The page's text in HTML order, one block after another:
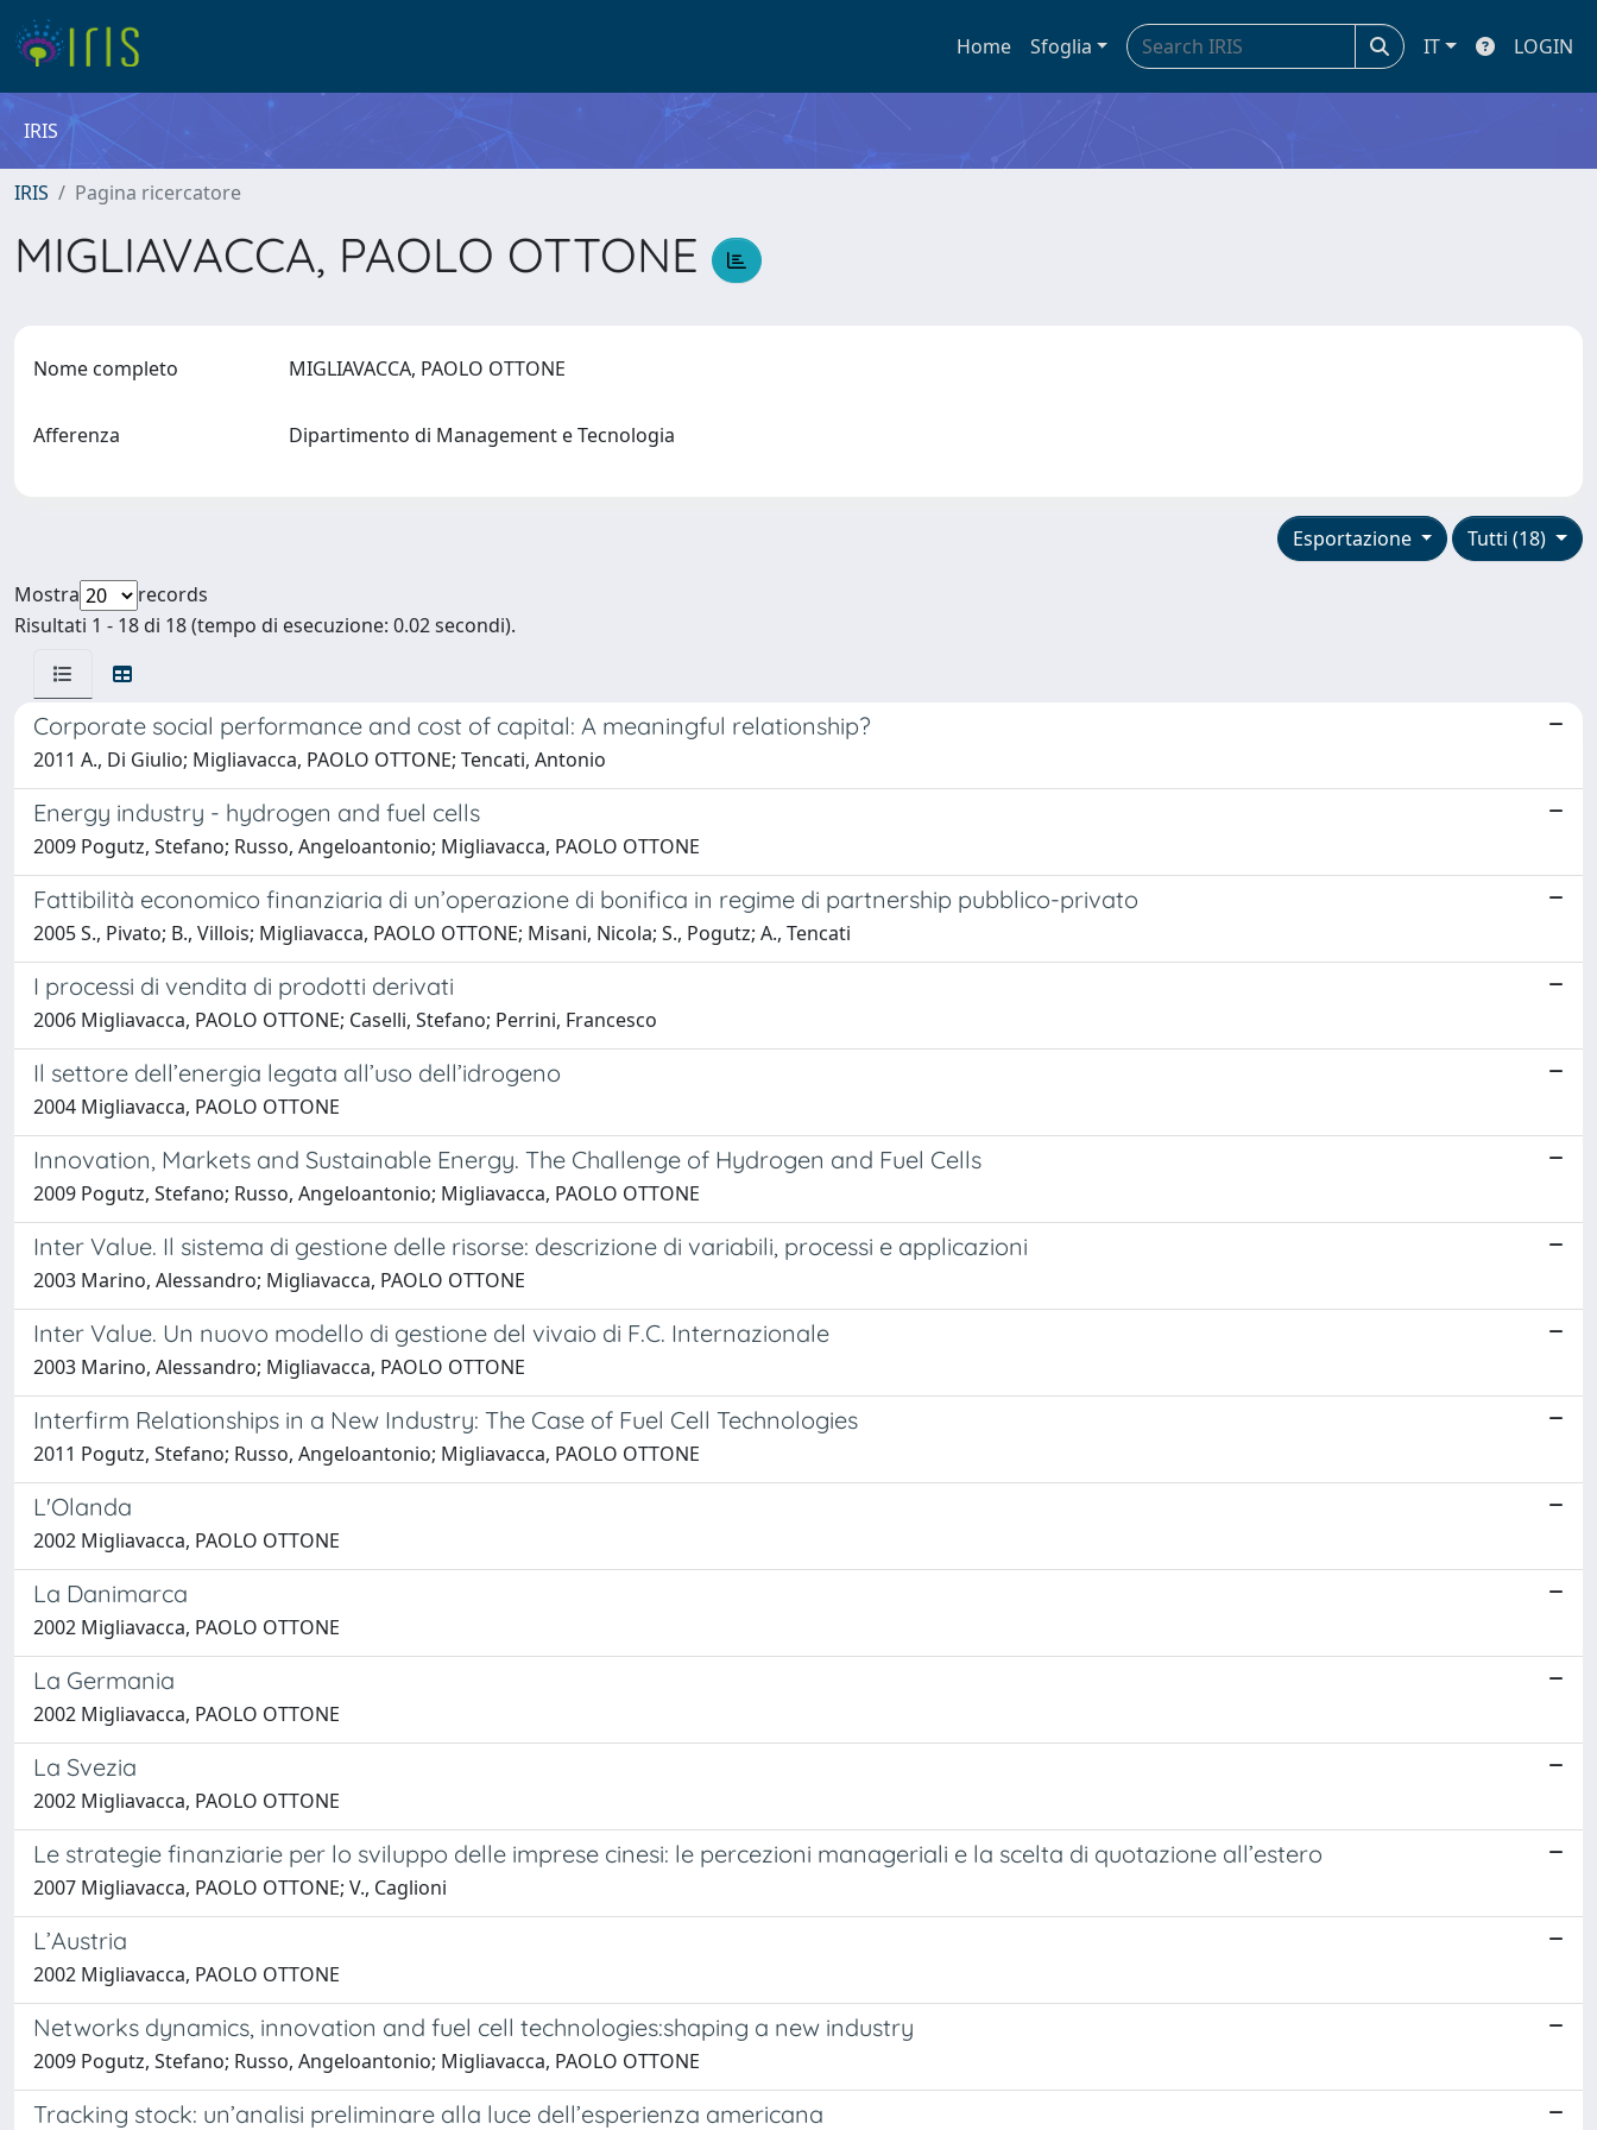
Home Sfoglia IT LOGIN
IRIS
IRIS Pagina ricercatore
MIGLIAVACCA, PAOLO OTTONE
Nome completo MIGLIAVACCA, PAOLO OTTONE
Afferenza Dipartimento di Management e Tecnologia
Tutti (18)
Esportazione
Mostra
records
Risultati 1 - 18 di 18 (tempo di esecuzione: 0.02 secondi).
Corporate social performance and cost of capital: A meaningful relationship?
2011 A., Di Giulio; Migliavacca, PAOLO OTTONE; Tencati, Antonio
Energy industry - hydrogen and fuel cells
2009 Pogutz, Stefano; Russo, Angeloantonio; Migliavacca, PAOLO OTTONE
Fattibilità economico finanziaria di un’operazione di bonifica in regime di partnership pubblico-privato
2005 S., Pivato; B., Villois; Migliavacca, PAOLO OTTONE; Misani, Nicola; S., Pogutz; A., Tencati
I processi di vendita di prodotti derivati
2006 Migliavacca, PAOLO OTTONE; Caselli, Stefano; Perrini, Francesco
Il settore dell’energia legata all’uso dell’idrogeno
2004 Migliavacca, PAOLO OTTONE
Innovation, Markets and Sustainable Energy. The Challenge of Hydrogen and Fuel Cells
2009 Pogutz, Stefano; Russo, Angeloantonio; Migliavacca, PAOLO OTTONE
Inter Value. Il sistema di gestione delle risorse: descrizione di variabili, processi e applicazioni
2003 Marino, Alessandro; Migliavacca, PAOLO OTTONE
Inter Value. Un nuovo modello di gestione del vivaio di F.C. Internazionale
2003 Marino, Alessandro; Migliavacca, PAOLO OTTONE
Interfirm Relationships in a New Industry: The Case of Fuel Cell Technologies
2011 Pogutz, Stefano; Russo, Angeloantonio; Migliavacca, PAOLO OTTONE
L'Olanda
2002 Migliavacca, PAOLO OTTONE
La Danimarca
2002 Migliavacca, PAOLO OTTONE
La Germania
2002 Migliavacca, PAOLO OTTONE
La Svezia
2002 Migliavacca, PAOLO OTTONE
Le strategie finanziarie per lo sviluppo delle imprese cinesi: le percezioni manageriali e la scelta di quotazione all’estero
2007 Migliavacca, PAOLO OTTONE; V., Caglioni
L’Austria
2002 Migliavacca, PAOLO OTTONE
Networks dynamics, innovation and fuel cell technologies:shaping a new industry
2009 Pogutz, Stefano; Russo, Angeloantonio; Migliavacca, PAOLO OTTONE
Tracking stock: un’analisi preliminare alla luce dell’esperienza americana